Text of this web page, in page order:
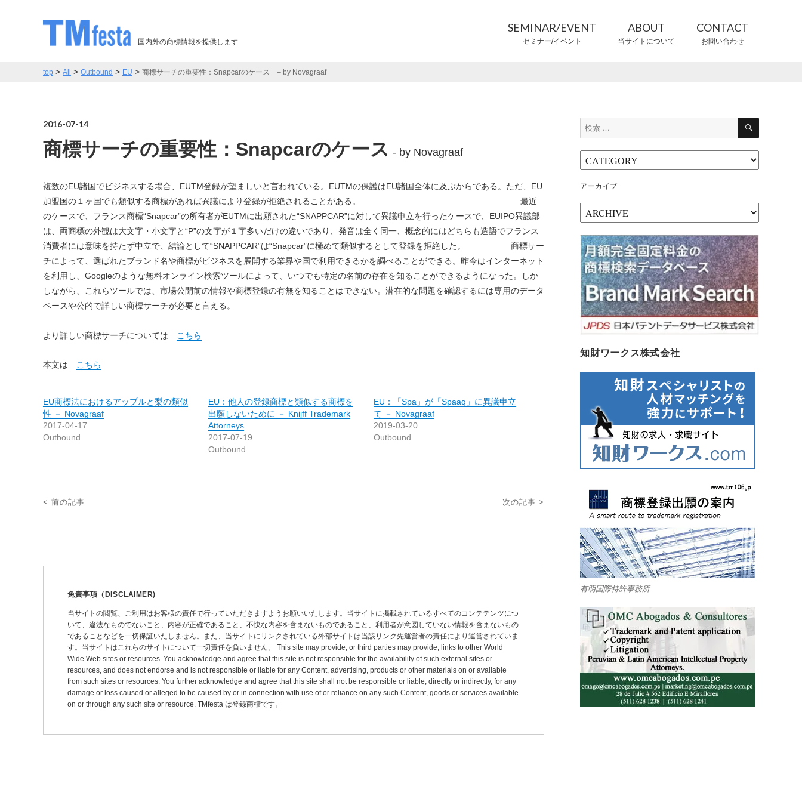
国内外の商標情報を提供します
SEMINAR/EVENT
セミナー/イベント
ABOUT
当サイトについて
CONTACT
お問い合わせ
top > All > Outbound > EU > 商標サーチの重要性：Snapcarのケース – by Novagraaf
2016-07-14
商標サーチの重要性：Snapcarのケース - by Novagraaf
複数のEU諸国でビジネスする場合、EUTM登録が望ましいと言われている。EUTMの保護はEU諸国全体に及ぶからである。ただ、EU
加盟国の１ヶ国でも類似する商標があれば異議により登録が拒絶されることがある。 最近
のケースで、フランス商標“Snapcar”の所有者がEUTMに出願された“SNAPPCAR”に対して異議申立を行ったケースで、EUIPO異議部
は、両商標の外観は大文字・小文字と“P”の文字が１字多いだけの違いであり、発音は全く同一、概念的にはどちらも造語でフランス
消費者には意味を持たず中立で、結論として“SNAPPCAR”は“Snapcar”に極めて類似するとして登録を拒絶した。 商標サー
チによって、選ばれたブランド名や商標がビジネスを展開する業界や国で利用できるかを調べることができる。昨今はインターネット
を利用し、Googleのような無料オンライン検索ツールによって、いつでも特定の名前の存在を知ることができるようになった。しか
しながら、これらツールでは、市場公開前の情報や商標登録の有無を知ることはできない。潜在的な問題を確認するには専用のデータ
ベースや公的で詳しい商標サーチが必要と言える。
より詳しい商標サーチについては こちら
本文は こちら
EU商標法におけるアップルと梨の類似
性 － Novagraaf
2017-04-17
Outbound
EU：他人の登録商標と類似する商標を
出願しないために － Knijff Trademark
Attorneys
2017-07-19
Outbound
EU：「Spa」が「Spaaq」に異議申立
て － Novagraaf
2019-03-20
Outbound
投
稿
< 前の記事 次の記事 >
免責事項（DISCLAIMER)
当サイトの閲覧、ご利用はお客様の責任で行っていただきますようお願いいたします。当サイトに掲載されているすべてのコンテテンツにつ
いて、違法なものでないこと、内容が正確であること、不快な内容を含まないものであること、利用者が意図していない情報を含まないもの
であることなどを一切保証いたしません。また、当サイトにリンクされている外部サイトは当該リンク先運営者の責任により運営されていま
す。当サイトはこれらのサイトについて一切責任を負いません。 This site may provide, or third parties may provide, links to other World
Wide Web sites or resources. You acknowledge and agree that this site is not responsible for the availability of such external sites or
resources, and does not endorse and is not responsible or liable for any Content, advertising, products or other materials on or available
from such sites or resources. You further acknowledge and agree that this site shall not be responsible or liable, directly or indirectly, for any
damage or loss caused or alleged to be caused by or in connection with use of or reliance on any such Content, goods or services available
on or through any such site or resource. TMfesta は登録商標です。
検
索:
検
アーカイブ
ー
カ
イ
ブ
知財ワークス株式会社
有明国際特許事務所